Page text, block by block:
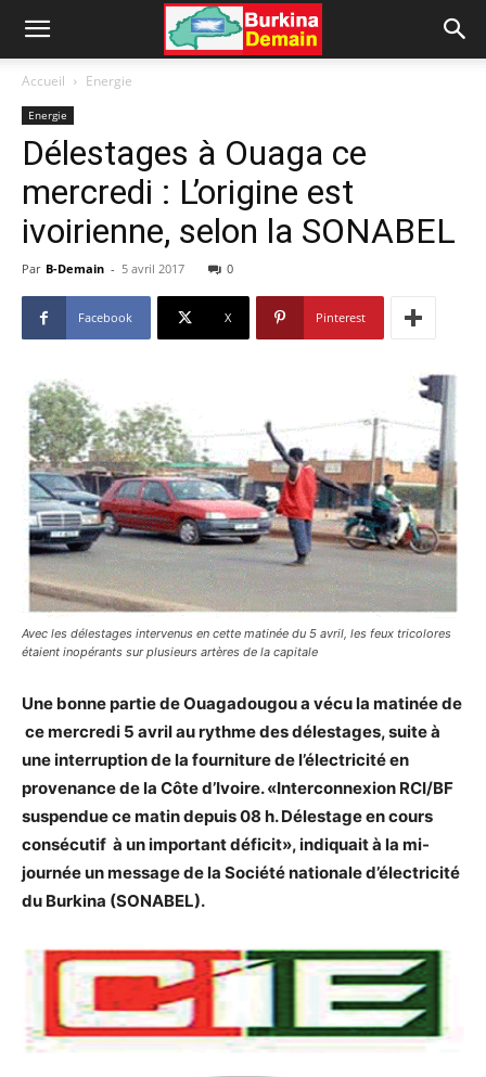
Accueil Energie
Energie
Délestages à Ouaga ce
mercredi : L’origine est
ivoirienne, selon la SONABEL
Par B-Demain - 5 avril 2017 0
Facebook X Pinterest
Avec les délestages intervenus en cette matinée du 5 avril, les feux tricolores
étaient inopérants sur plusieurs artères de la capitale
Une bonne partie de Ouagadougou a vécu la matinée de
ce mercredi 5 avril au rythme des délestages, suite à
une interruption de la fourniture de l’électricité en
provenance de la Côte d’Ivoire. «Interconnexion RCI/BF
suspendue ce matin depuis 08 h. Délestage en cours
consécutif à un important déficit», indiquait à la mi-
journée un message de la Société nationale d’électricité
du Burkina (SONABEL).